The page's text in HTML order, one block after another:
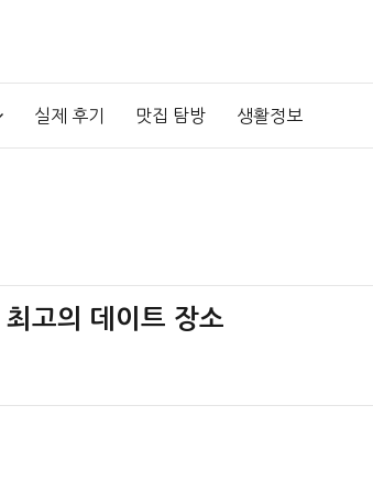
실제 후기 맛집 탐방 생활정보
고의 데이트 장소